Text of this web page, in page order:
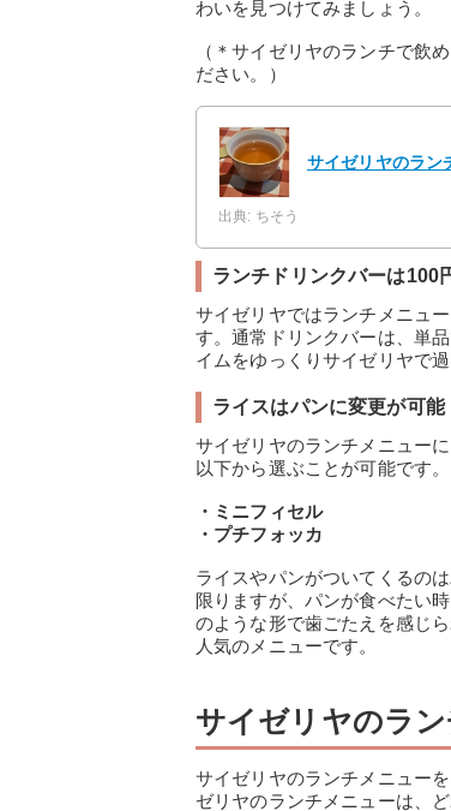
わいを見つけてみましょう。
（＊サイゼリヤのランチで飲
ださい。）
サイゼリヤのラン
出典: ちそう
ランチドリンクバーは100
サイゼリヤではランチメニュ
す。通常ドリンクバーは、単
イムをゆっくりサイゼリヤで
ライスはパンに変更が可能
サイゼリヤのランチメニュー
以下から選ぶことが可能です。
・ミニフィセル
・プチフォッカ
ライスやパンがついてくるの
限りますが、パンが食べたい
のような形で歯ごたえを感じ
人気のメニューです。
サイゼリヤのラン
サイゼリヤのランチメニュー
ゼリヤのランチメニューは、